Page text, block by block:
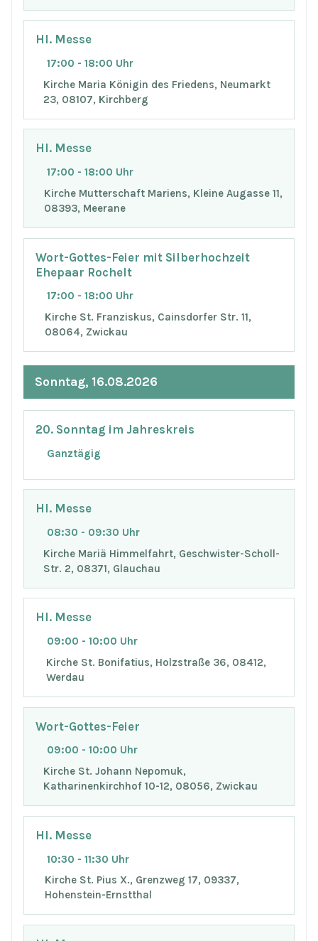
Hl. Messe
17:00 - 18:00 Uhr
Kirche Maria Königin des Friedens, Neumarkt
23, 08107, Kirchberg
Hl. Messe
17:00 - 18:00 Uhr
Kirche Mutterschaft Mariens, Kleine Augasse 11,
08393, Meerane
Wort-Gottes-Feier mit Silberhochzeit
Ehepaar Rochelt
17:00 - 18:00 Uhr
Kirche St. Franziskus, Cainsdorfer Str. 11,
08064, Zwickau
Sonntag, 16.08.2026
20. Sonntag im Jahreskreis
Ganztägig
Hl. Messe
08:30 - 09:30 Uhr
Kirche Mariä Himmelfahrt, Geschwister-Scholl-
Str. 2, 08371, Glauchau
Hl. Messe
09:00 - 10:00 Uhr
Kirche St. Bonifatius, Holzstraße 36, 08412,
Werdau
Wort-Gottes-Feier
09:00 - 10:00 Uhr
Kirche St. Johann Nepomuk,
Katharinenkirchhof 10-12, 08056, Zwickau
Hl. Messe
10:30 - 11:30 Uhr
Kirche St. Pius X., Grenzweg 17, 09337,
Hohenstein-Ernstthal